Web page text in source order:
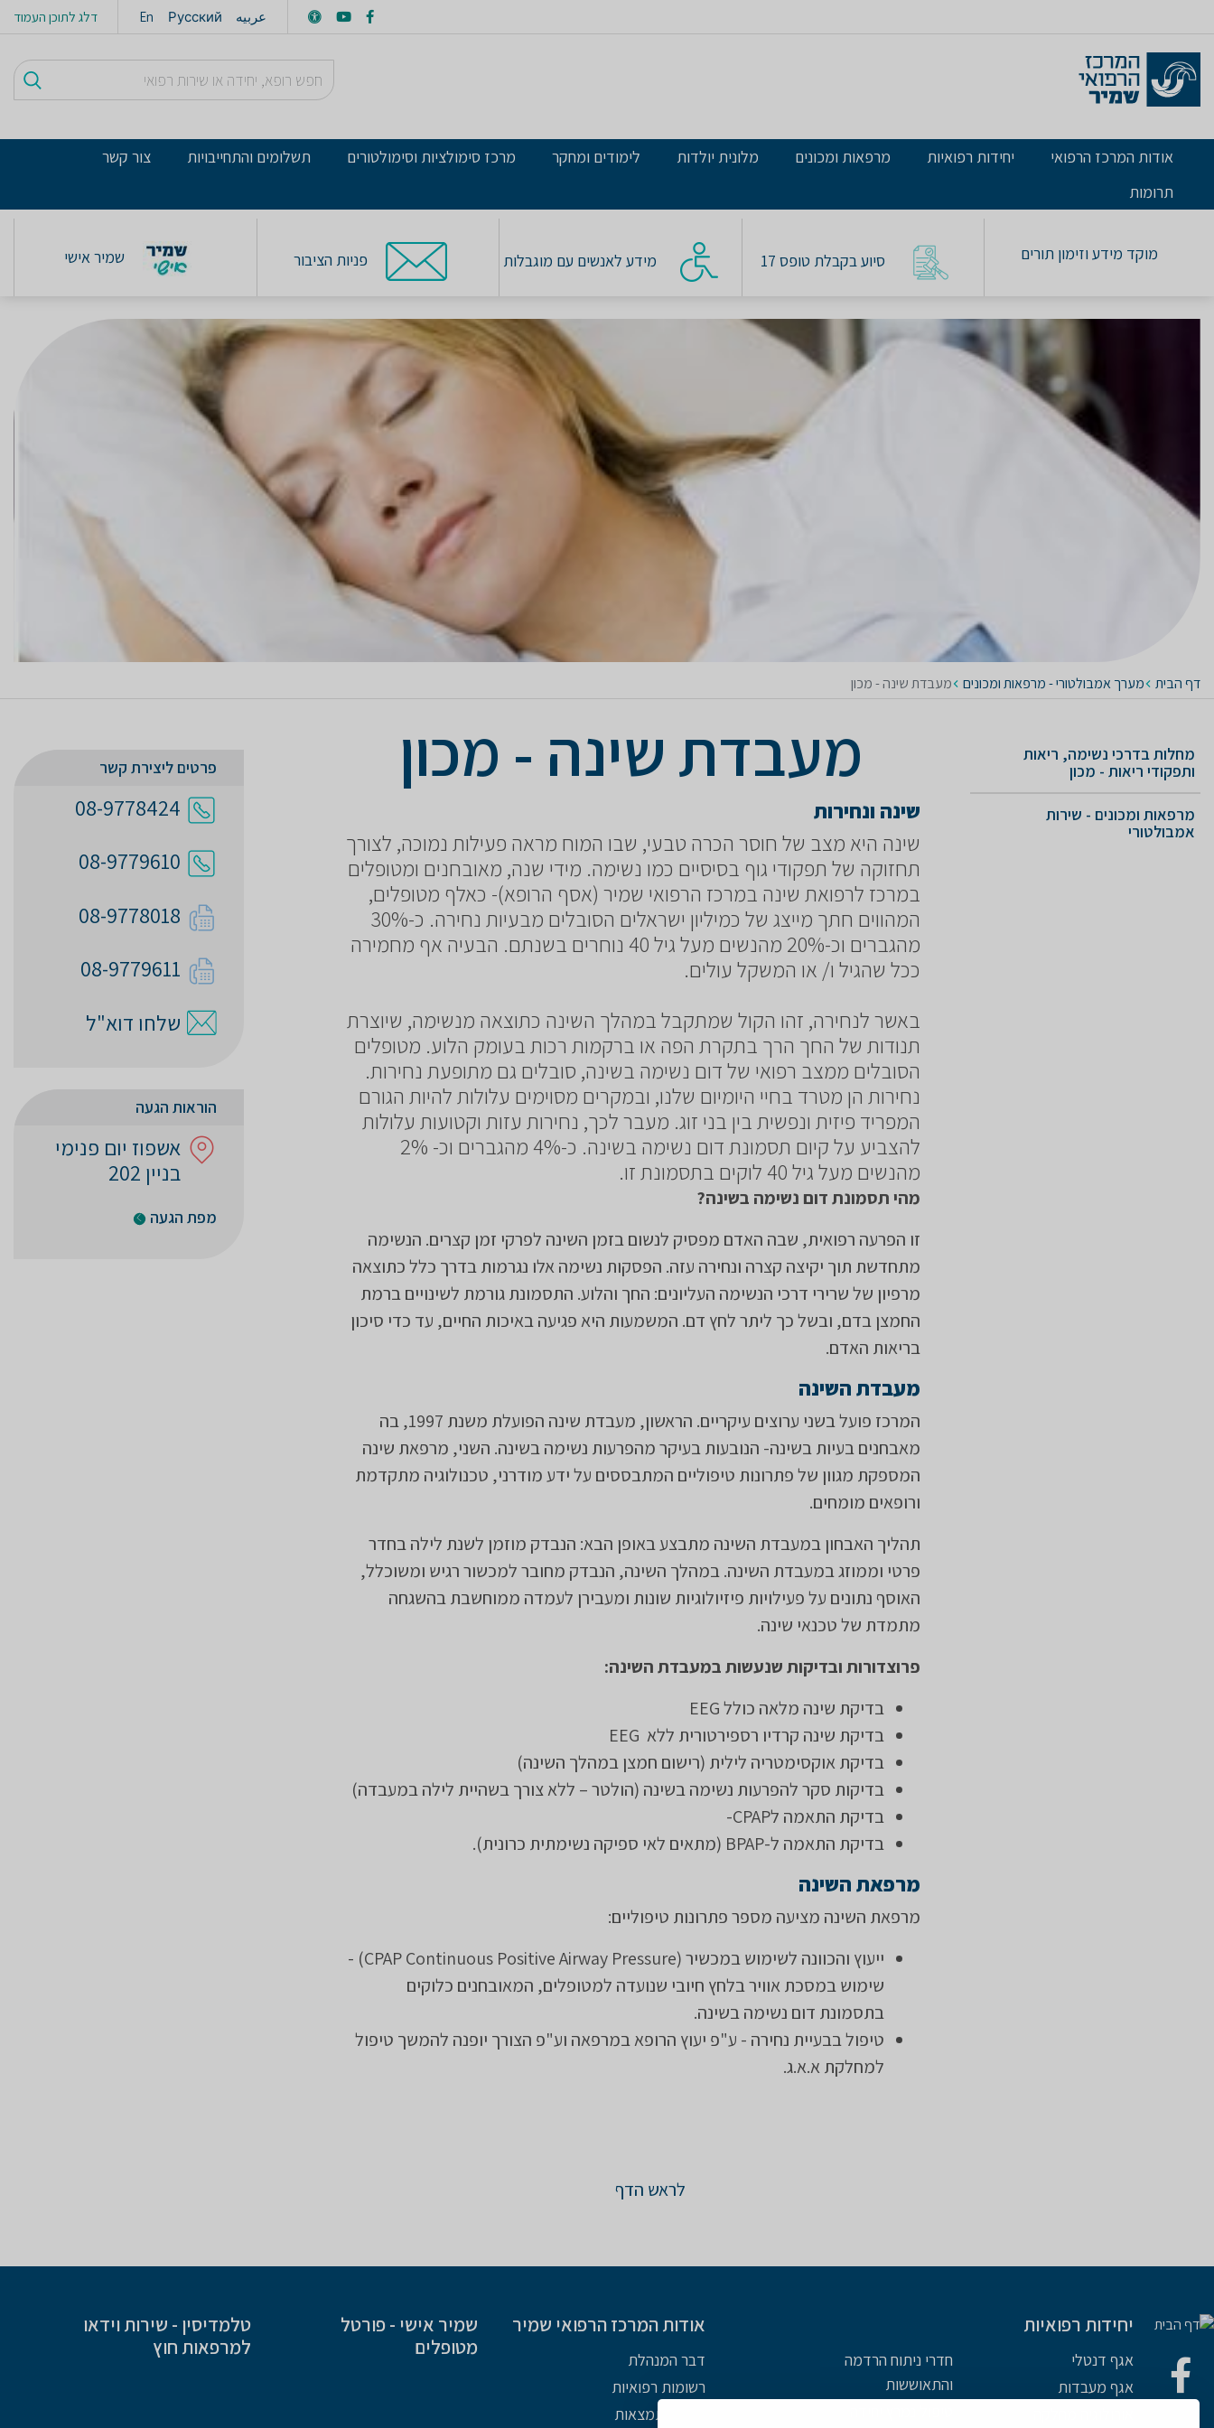
דלג לתוכן העמוד En Русский عربيه
אודות המרכז הרפואי יחידות רפואיות מרפאות ומכונים מלונית יולדות לימודים ומחקר מרכז סימולציות וסימולטורים תשלומים והתחייבויות
צור קשר
תרומות
מוקד מידע וזימון תורים סיוע בקבלת טופס 17 מידע לאנשים עם מוגבלות פניות הציבור שמיר אישי
דף הבית מערך אמבולטורי - מרפאות ומכונים מעבדת שינה - מכון
מחלות בדרכי נשימה, ריאות
ותפקודי ריאות - מכון
מרפאות ומכונים - שירות
אמבולטורי
מעבדת שינה - מכון
שינה ונחירות
שינה היא מצב של חוסר הכרה טבעי, שבו המוח מראה פעילות נמוכה, לצורך
תחזוקה של תפקודי גוף בסיסיים כמו נשימה. מידי שנה, מאובחנים ומטופלים
במרכז לרפואת שינה במרכז הרפואי שמיר (אסף הרופא)- כאלף מטופלים,
המהווים חתך מייצג של כמיליון ישראלים הסובלים מבעיות נחירה. כ-30%
מהגברים וכ-20% מהנשים מעל גיל 40 נוחרים בשנתם. הבעיה אף מחמירה
ככל שהגיל ו/ או המשקל עולים.
באשר לנחירה, זהו הקול שמתקבל במהלך השינה כתוצאה מנשימה, שיוצרת
תנודות של החך הרך בתקרת הפה או ברקמות רכות בעומק הלוע. מטופלים
הסובלים ממצב רפואי של דום נשימה בשינה, סובלים גם מתופעת נחירות.
נחירות הן מטרד בחיי היומיום שלנו, ובמקרים מסוימים עלולות להיות הגורם
המפריד פיזית ונפשית בין בני זוג. מעבר לכך, נחירות עזות וקטועות עלולות
להצביע על קיום תסמונת דום נשימה בשינה. כ-4% מהגברים וכ- 2%
מהנשים מעל גיל 40 לוקים בתסמונת זו.
מהי תסמונת דום נשימה בשינה?
זו הפרעה רפואית, שבה האדם מפסיק לנשום בזמן השינה לפרקי זמן קצרים. הנשימה
מתחדשת תוך יקיצה קצרה ונחירה עזה. הפסקות נשימה אלו נגרמות בדרך כלל כתוצאה
מרפיון של שרירי דרכי הנשימה העליונים: החך והלוע. התסמונת גורמת לשינויים ברמת
החמצן בדם, ובשל כך ליתר לחץ דם. המשמעות היא פגיעה באיכות החיים, עד כדי סיכון
בריאות האדם.​
מעבדת השינה
המרכז פועל בשני ערוצים עיקריים. הראשון, מעבדת שינה הפועלת משנת 1997, בה
מאבחנים בעיות בשינה- הנובעות בעיקר מהפרעות נשימה בשינה. השני, מרפאת שינה
המספקת מגוון של פתרונות טיפוליים המתבססים על ידע מודרני, טכנולוגיה מתקדמת
ורופאים מומחים.
תהליך האבחון במעבדת השינה מתבצע באופן הבא: הנבדק מוזמן לשנת לילה בחדר
פרטי וממוזג במעבדת השינה. במהלך השינה, הנבדק מחובר למכשור רגיש ומשוכלל,
האוסף נתונים על פעילויות פיזיולוגיות שונות ומעבירן לעמדה ממוחשבת בהשגחה
מתמדת של טכנאי שינה.
פרוצדורות ובדיקות שנעשות במעבדת השינה:
בדיקת שינה מלאה כולל EEG
בדיקת שינה קרדיו רספירטורית ללא EEG
בדיקת אוקסימטריה לילית (רישום חמצן במהלך השינה)
בדיקות סקר להפרעות נשימה בשינה (הולטר – ללא צורך בשהיית לילה במעבדה)
בדיקת התאמה לCPAP-
בדיקת התאמה ל-BPAP (מתאים לאי ספיקה נשימתית כרונית).​
מרפאת השינה
מרפאת השינה מציעה מספר פתרונות טיפוליים:
ייעוץ והכוונה לשימוש במכשיר (CPAP Continuous Positive Airway Pressure) -
שימוש במסכת אוויר בלחץ חיובי שנועדה למטופלים, המאובחנים כלוקים
בתסמונת דום נשימה בשינה.
טיפול בבעיית נחירה - ע"פ יעוץ הרופא במרפאה וע"פ הצורך יופנה להמשך טיפול
למחלקת א.א.ג.
לראש הדף
פרטים ליצירת קשר
08-9778424
08-9779610
08-9778018
08-9779611
שלחו דוא"ל
הוראות הגעה
אשפוז יום פנימי
בניין 202
מפת הגעה
יחידות רפואיות
אגף דנטלי
אגף מעבדות
חדרי ניתוח הרדמה
והתאוששות
אודות המרכז הרפואי שמיר
דבר המנהלת
רשומות רפואיות
מפת התמצאות
שמיר אישי - פורטל
מטופלים
טלמדיסין - שירות וידאו
למרפאות חוץ